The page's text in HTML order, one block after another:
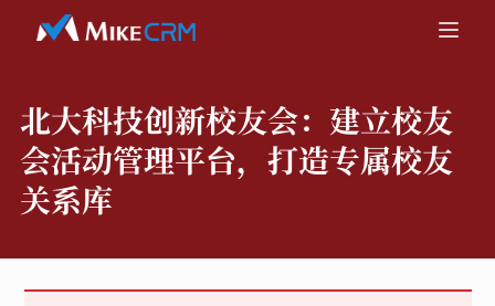
北大科技创新校友会： 建立校友
会活动管理平台，打造专属校友
关系库